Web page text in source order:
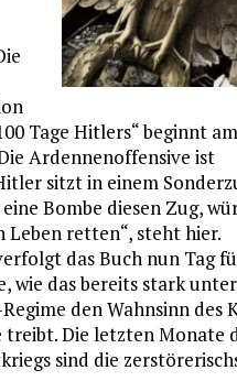
Tage Hitlers“ beginnt
Ardennenoffensive ist
sitzt in einem
Bombe diesen Zug,
Leben retten“, steht hier.
das Buch nun Tag
wie das bereits stark
den Wahnsinn des
treibt. Die letzten Monate
sind die